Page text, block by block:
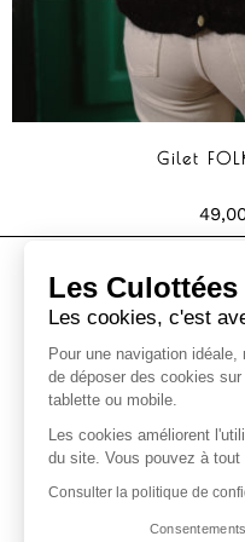
Gilet
Boutique de
Clermont-
Les Culottées
Les cookies, c'est
Pour une navigation
de déposer des cookies sur
tablette ou mobile.
Les cookies améliorent
du site. Vous pouvez à tout
Consulter la politique de